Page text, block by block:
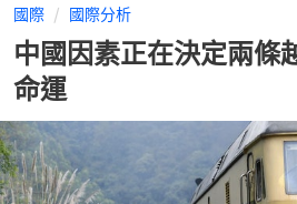
國際 國際分析
中國因素正在決定兩條
命運